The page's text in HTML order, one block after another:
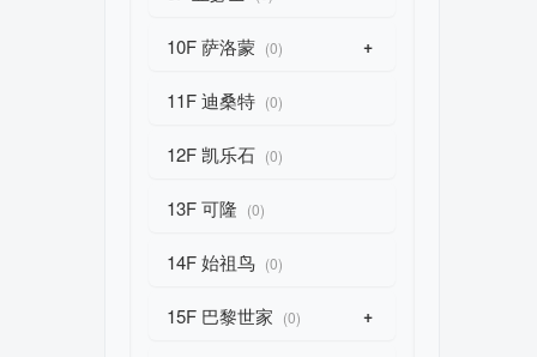
10F 萨洛蒙 (0) +
11F 迪桑特 (0)
12F 凯乐石 (0)
13F 可隆 (0)
14F 始祖鸟 (0)
15F 巴黎世家 (0) +